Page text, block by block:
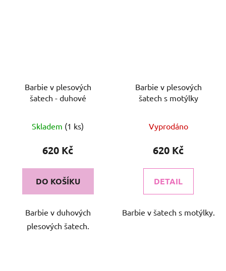
Barbie v plesových
šatech - duhové
Skladem (1 ks)
620 Kč
DO KOŠÍKU
Barbie v duhových
plesových šatech.
Barbie v plesových
šatech s motýlky
Vyprodáno
620 Kč
DETAIL
Barbie v šatech s motýlky.